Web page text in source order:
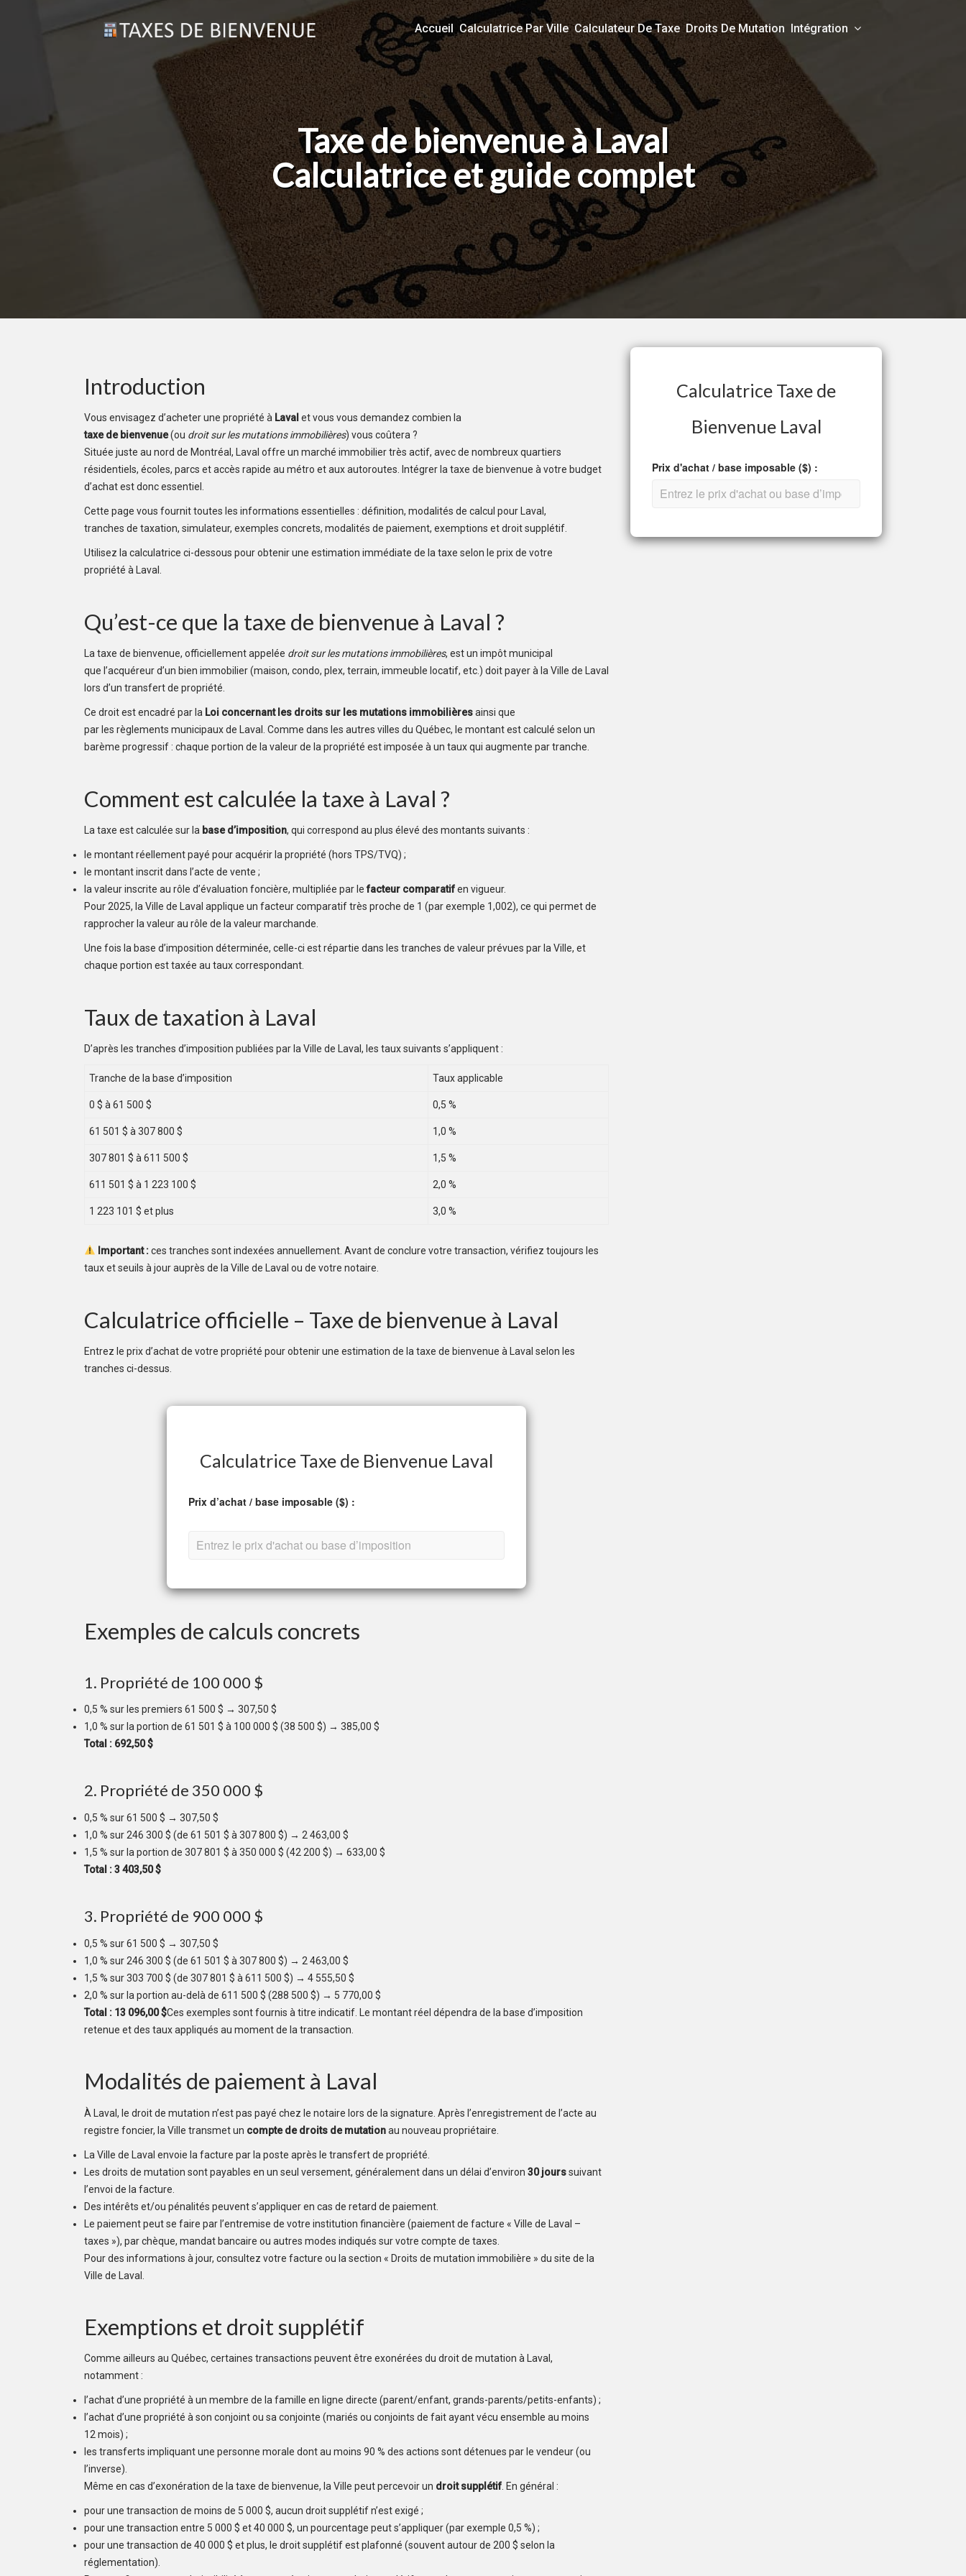
Accueil Calculatrice Par Ville Calculateur De Taxe Droits De Mutation Intégration
Taxe de bienvenue à Laval
Calculatrice et guide complet
Introduction
Vous envisagez d’acheter une propriété à Laval et vous vous demandez combien la
taxe de bienvenue(ou droit sur les mutations immobilières) vous coûtera ?
Située juste au nord de Montréal, Laval offre un marché immobilier très actif, avec de nombreux quartiers
résidentiels, écoles, parcs et accès rapide au métro et aux autoroutes. Intégrer la taxe de bienvenue à votre budget
d’achat est donc essentiel.
Cette page vous fournit toutes les informations essentielles : définition, modalités de calcul pour Laval,
tranches de taxation, simulateur, exemples concrets, modalités de paiement, exemptions et droit supplétif.
Utilisez la calculatrice ci-dessous pour obtenir une estimation immédiate de la taxe selon le prix de votre
propriété à Laval.
Qu’est-ce que la taxe de bienvenue à Laval ?
La taxe de bienvenue, officiellement appelée droit sur les mutations immobilières, est un impôt municipal
que l’acquéreur d’un bien immobilier (maison, condo, plex, terrain, immeuble locatif, etc.) doit payer à la Ville de Laval
lors d’un transfert de propriété.
Ce droit est encadré par la Loi concernant les droits sur les mutations immobilièresainsi que
par les règlements municipaux de Laval. Comme dans les autres villes du Québec, le montant est calculé selon un
barème progressif : chaque portion de la valeur de la propriété est imposée à un taux qui augmente par tranche.
Comment est calculée la taxe à Laval ?
La taxe est calculée sur la base d’imposition, qui correspond au plus élevé des montants suivants :
le montant réellement payé pour acquérir la propriété (hors TPS/TVQ) ;
le montant inscrit dans l’acte de vente ;
la valeur inscrite au rôle d’évaluation foncière, multipliée par lefacteur comparatifen vigueur.
Pour 2025, la Ville de Laval applique un facteur comparatif très proche de 1 (par exemple 1,002), ce qui permet de
rapprocher la valeur au rôle de la valeur marchande.
Une fois la base d’imposition déterminée, celle-ci est répartie dans les tranches de valeur prévues par la Ville, et
chaque portion est taxée au taux correspondant.
Taux de taxation à Laval
D’après les tranches d’imposition publiées par la Ville de Laval, les taux suivants s’appliquent :
Tranche de la base d’imposition Taux applicable
0 $ à 61 500 $ 0,5 %
61 501 $ à 307 800 $ 1,0 %
307 801 $ à 611 500 $ 1,5 %
611 501 $ à 1 223 100 $ 2,0 %
1 223 101 $ et plus 3,0 %
Important :ces tranches sont indexées annuellement. Avant de conclure votre transaction, vérifiez toujours les
taux et seuils à jour auprès de la Ville de Laval ou de votre notaire.
Calculatrice officielle – Taxe de bienvenue à Laval
Entrez le prix d’achat de votre propriété pour obtenir une estimation de la taxe de bienvenue à Laval selon les
tranches ci-dessus.
Calculatrice Taxe de Bienvenue Laval
Prix d’achat / base imposable ($) :
Exemples de calculs concrets
1. Propriété de 100 000 $
0,5 % sur les premiers 61 500 $ → 307,50 $
1,0 % sur la portion de 61 501 $ à 100 000 $ (38 500 $) → 385,00 $
Total : 692,50 $
2. Propriété de 350 000 $
0,5 % sur 61 500 $ → 307,50 $
1,0 % sur 246 300 $ (de 61 501 $ à 307 800 $) → 2 463,00 $
1,5 % sur la portion de 307 801 $ à 350 000 $ (42 200 $) → 633,00 $
Total : 3 403,50 $
3. Propriété de 900 000 $
0,5 % sur 61 500 $ → 307,50 $
1,0 % sur 246 300 $ (de 61 501 $ à 307 800 $) → 2 463,00 $
1,5 % sur 303 700 $ (de 307 801 $ à 611 500 $) → 4 555,50 $
2,0 % sur la portion au-delà de 611 500 $ (288 500 $) → 5 770,00 $
Total : 13 096,00 $Ces exemples sont fournis à titre indicatif. Le montant réel dépendra de la base d’imposition
retenue et des taux appliqués au moment de la transaction.
Modalités de paiement à Laval
À Laval, le droit de mutation n’est pas payé chez le notaire lors de la signature. Après l’enregistrement de l’acte au
registre foncier, la Ville transmet un compte de droits de mutationau nouveau propriétaire.
La Ville de Laval envoie la facture par la poste après le transfert de propriété.
Les droits de mutation sont payables en un seul versement, généralement dans un délai d’environ 30 jourssuivant
l’envoi de la facture.
Des intérêts et/ou pénalités peuvent s’appliquer en cas de retard de paiement.
Le paiement peut se faire par l’entremise de votre institution financière (paiement de facture « Ville de Laval –
taxes »), par chèque, mandat bancaire ou autres modes indiqués sur votre compte de taxes.
Pour des informations à jour, consultez votre facture ou la section « Droits de mutation immobilière » du site de la
Ville de Laval.
Exemptions et droit supplétif
Comme ailleurs au Québec, certaines transactions peuvent être exonérées du droit de mutation à Laval,
notamment :
l’achat d’une propriété à un membre de la famille en ligne directe (parent/enfant, grands-parents/petits-enfants) ;
l’achat d’une propriété à son conjoint ou sa conjointe (mariés ou conjoints de fait ayant vécu ensemble au moins
12 mois) ;
les transferts impliquant une personne morale dont au moins 90 % des actions sont détenues par le vendeur (ou
l’inverse).
Même en cas d’exonération de la taxe de bienvenue, la Ville peut percevoir un droit supplétif. En général :
pour une transaction de moins de 5 000 $, aucun droit supplétif n’est exigé ;
pour une transaction entre 5 000 $ et 40 000 $, un pourcentage peut s’appliquer (par exemple 0,5 %) ;
pour une transaction de 40 000 $ et plus, le droit supplétif est plafonné (souvent autour de 200 $ selon la
réglementation).
Calculatrice Taxe de
Bienvenue Laval
Prix d'achat / base imposable ($) :